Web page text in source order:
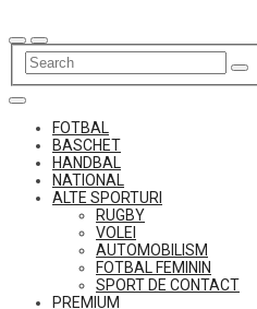
to
content
FOTBAL
BASCHET
HANDBAL
NATIONAL
ALTE SPORTURI
RUGBY
VOLEI
AUTOMOBILISM
FOTBAL FEMININ
SPORT DE CONTACT
PREMIUM